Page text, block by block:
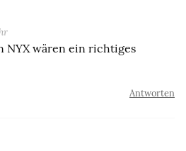
NYX wären ein richtiges
Antworten